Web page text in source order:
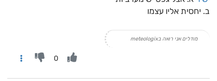
ב. יחסית אליו עצמו
מודלים אני רואה בmeteologix
0